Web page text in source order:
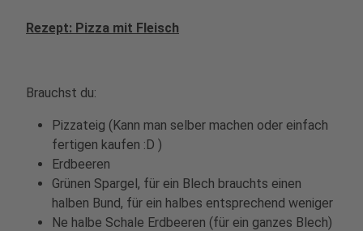
Rezept: Pizza mit Fleisch
Brauchst du:
Pizzateig (Kann man selber machen oder einfach
fertigen kaufen :D )
Erdbeeren
Grünen Spargel, für ein Blech brauchts einen
halben Bund, für ein halbes entsprechend weniger
Ne halbe Schale Erdbeeren (für ein ganzes Blech)